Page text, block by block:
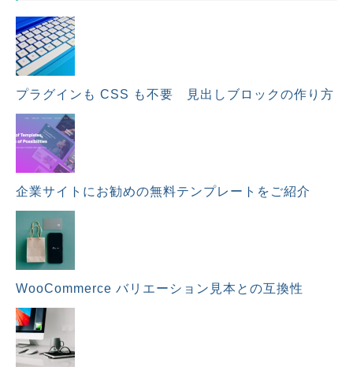
プラグインも CSS も不要 見出しブロックの作り方
企業サイトにお勧めの無料テンプレートをご紹介
WooCommerce バリエーション見本との互換性